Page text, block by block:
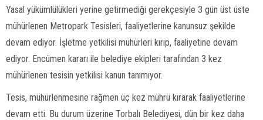
Yasal yükümlülükleri yerine getirmediği gerekçesiyle 3 gün üst üste
mühürlenen Metropark Tesisleri, faaliyetlerine kanunsuz şekilde
devam ediyor. İşletme yetkilisi mühürleri kırıp, faaliyetine devam
ediyor. Encümen kararı ile belediye ekipleri tarafından 3 kez
mühürlenen tesisin yetkilisi kanun tanımıyor.
Tesis, mühürlenmesine rağmen üç kez mührü kırarak faaliyetlerine
devam etti. Bu durum üzerine Torbalı Belediyesi, dün bir kez daha